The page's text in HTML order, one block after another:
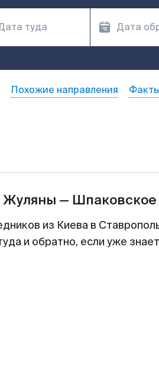
Похожие направления
Жуляны — Шпаковское
из Киева в
и обратно, если уже